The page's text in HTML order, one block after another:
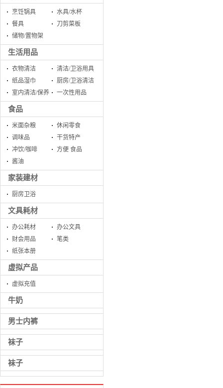
烹饪锅具
水具/水杯
餐具
刀剪菜板
储物/置物架
生活用品
衣物清洁
清洁/卫浴用具
纸品湿巾
厨房/卫浴清洁
室内清洁/保养
一次性用品
食品
米面杂粮
休闲零食
调味品
干货特产
冲饮/咖啡
方便 食品
酱油
家装建材
厨房卫浴
文具耗材
办公耗材
办公文具
财会用品
笔类
纸张本册
虚拟产品
虚拟充值
牛奶
男士内裤
袜子
袜子